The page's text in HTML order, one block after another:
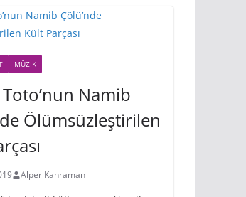
MÜZIK
Namib
Ölümsüzleştirilen
Alper Kahraman